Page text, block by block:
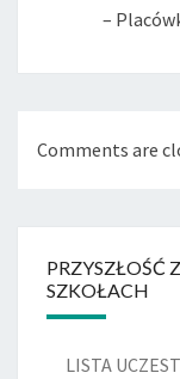
–
Comments are
PRZYSZŁOŚĆ
SZKOŁACH
LISTA